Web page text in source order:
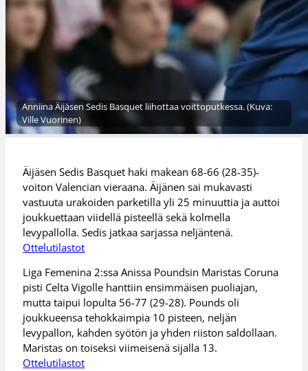
Anniina Äijäsen Sedis Basquet liihottaa voittoputkessa. (Kuva:
Ville Vuorinen)
Äijäsen Sedis Basquet haki makean 68-66 (28-35)-
voiton Valencian vieraana. Äijänen sai mukavasti
vastuuta urakoiden parketilla yli 25 minuuttia ja auttoi
joukkuettaan viidellä pisteellä sekä kolmella
levypallolla. Sedis jatkaa sarjassa neljäntenä.
Ottelutilastot
Liga Femenina 2:ssa Anissa Poundsin Maristas Coruna
pisti Celta Vigolle hanttiin ensimmäisen puoliajan,
mutta taipui lopulta 56-77 (29-28). Pounds oli
joukkueensa tehokkaimpia 10 pisteen, neljän
levypallon, kahden syötön ja yhden riiston saldollaan.
Maristas on toiseksi viimeisenä sijalla 13.
Ottelutilastot